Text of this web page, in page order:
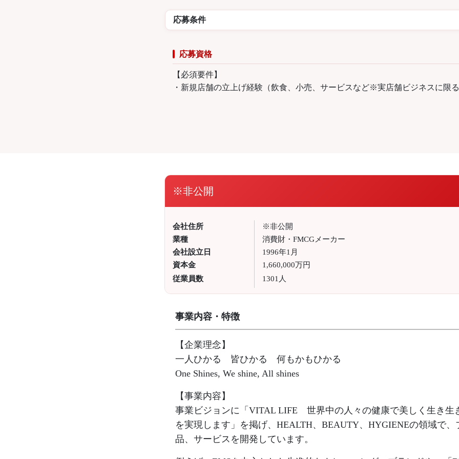
応募条件
応募資格
【必須要件】
・新規店舗の立上げ経験（飲食、小売、サービスなど※実店舗ビジネスに限
※非公開
会社住所
※非公開
業種
消費財・FMCGメーカー
会社設立日
1996年1月
資本金
1,660,000万円
従業員数
1301人
事業内容・特徴
【企業理念】
一人ひかる 皆ひかる 何もかもひかる
One Shines, We shine, All shines
【事業内容】
事業ビジョンに「VITAL LIFE 世界中の人々の健康で美しく生き生
を実現します」を掲げ、HEALTH、BEAUTY、HYGIENEの領域で、
品、サービスを開発しています。